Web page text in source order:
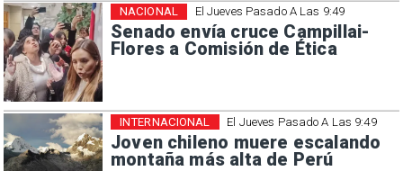
El Jueves Pasado A Las 9:49
Senado envía cruce Campillai-
Flores a Comisión de Ética
NACIONAL
El Jueves Pasado A Las 9:49
Joven chileno muere escalando
montaña más alta de Perú
INTERNACIONAL